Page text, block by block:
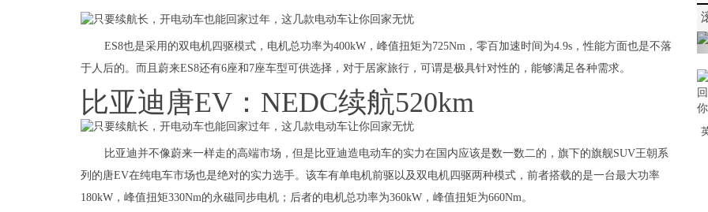
ES8也是采用的双电机四驱模式，电机总功率为400kW，峰值扭矩为725Nm，零百加速时间为4.9s，性能方面也是不落
于人后的。而且蔚来ES8还有6座和7座车型可供选择，对于居家旅行，可谓是极具针对性的，能够满足各种需求。
比亚迪唐EV：NEDC续航520km
比亚迪并不像蔚来一样走的高端市场，但是比亚迪造电动车的实力在国内应该是数一数二的，旗下的旗舰SUV王朝系
列的唐EV在纯电车市场也是绝对的实力选手。该车有单电机前驱以及双电机四驱两种模式，前者搭载的是一台最大功率
180kW，峰值扭矩330Nm的永磁同步电机；后者的电机总功率为360kW，峰值扭矩为660Nm。